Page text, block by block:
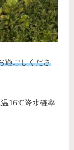
ごしくださ
16℃降水確率